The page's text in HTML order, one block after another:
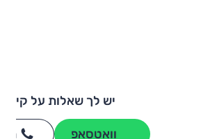
יש לך שאלות על קיה EV6?
וואטסאפ חייגו